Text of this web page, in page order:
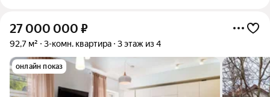
27 000 000 ₽
92,7 м² 3-комн. квартира 3 этаж из 4
онлайн показ